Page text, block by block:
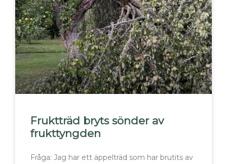
Fruktträd bryts sönder av
frukttyngden
Fråga: Jag har ett äppelträd som har brutits av